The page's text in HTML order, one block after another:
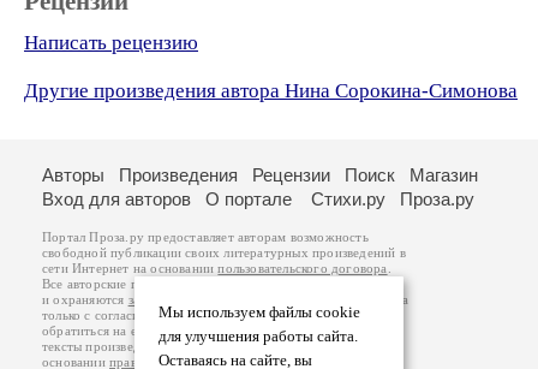
Написать рецензию
Другие произведения автора Нина Сорокина-Симонова
Мы используем файлы cookie
для улучшения работы сайта.
Оставаясь на сайте, вы
Авторы Произведения Рецензии Поиск
Магазин
Вход для авторов
О портале Стихи.ру Проза.ру
Портал Проза.ру предоставляет авторам возможность
свободной публикации своих литературных произведений в
сети Интернет на основаниипользовательского договора
Все авторские права на произведения принадлежат авторам
и охраняются законом
. Перепечатка произведений возможна
только с согласия его автора, к которому вы можете
обратиться на его авторской странице. Ответственность за
тексты произведений авторы несут самостоятельно на
основанииправил публикацииизаконодательства